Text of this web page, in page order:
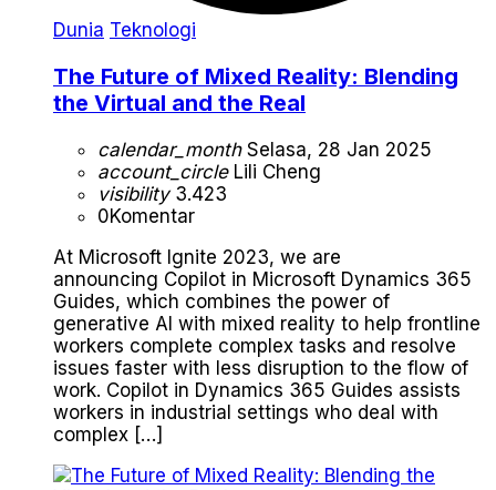
Dunia Teknologi
The Future of Mixed Reality: Blending
the Virtual and the Real
calendar_monthSelasa, 28 Jan 2025
account_circleLili Cheng
visibility3.423
0Komentar
At Microsoft Ignite 2023, we are
announcing Copilot in Microsoft Dynamics 365
Guides, which combines the power of
generative AI with mixed reality to help frontline
workers complete complex tasks and resolve
issues faster with less disruption to the flow of
work. Copilot in Dynamics 365 Guides assists
workers in industrial settings who deal with
complex […]